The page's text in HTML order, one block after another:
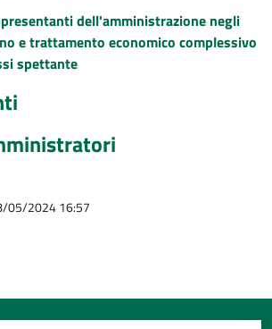
dell'amministrazione negli
e trattamento economico complessivo
spettante
05/2024 16:57